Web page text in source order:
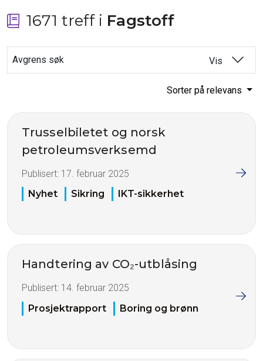
1671 treff i Fagstoff
Avgrens søk Vis
Sorter på relevans
Trusselbiletet og norsk
petroleumsverksemd
Publisert: 17. februar 2025
Nyhet
Sikring IKT-sikkerhet
Handtering av CO₂-utblåsing
Publisert: 14. februar 2025
Prosjektrapport
Boring og brønn